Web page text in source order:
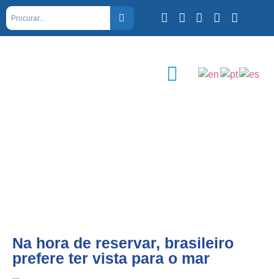
Na hora de reservar, brasileiro
prefere ter vista para o mar